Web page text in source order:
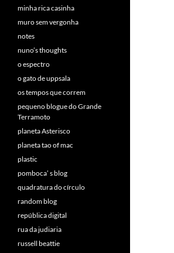
minha rica casinha
muro sem vergonha
notes
nuno’s thoughts
o espectro
o gato de uppsala
os tempos que correm
pequeno blogue do Grande
Terramoto
planeta Asterisco
planeta tao of mac
plastic
pomboca’ s blog
quadratura do círculo
random blog
república digital
rua da judiaria
russell beattie